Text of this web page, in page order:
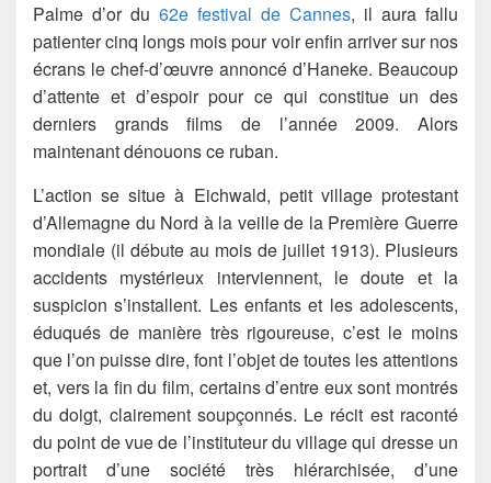
Palme d’or du 62e festival de Cannes, il aura fallu
patienter cinq longs mois pour voir enfin arriver sur nos
écrans le chef-d’œuvre annoncé d’Haneke. Beaucoup
d’attente et d’espoir pour ce qui constitue un des
derniers grands films de l’année 2009. Alors
maintenant dénouons ce ruban.
L’action se situe à Eichwald, petit village protestant
d’Allemagne du Nord à la veille de la Première Guerre
mondiale (il débute au mois de juillet 1913). Plusieurs
accidents mystérieux interviennent, le doute et la
suspicion s’installent. Les enfants et les adolescents,
éduqués de manière très rigoureuse, c’est le moins
que l’on puisse dire, font l’objet de toutes les attentions
et, vers la fin du film, certains d’entre eux sont montrés
du doigt, clairement soupçonnés. Le récit est raconté
du point de vue de l’instituteur du village qui dresse un
portrait d’une société très hiérarchisée, d’une